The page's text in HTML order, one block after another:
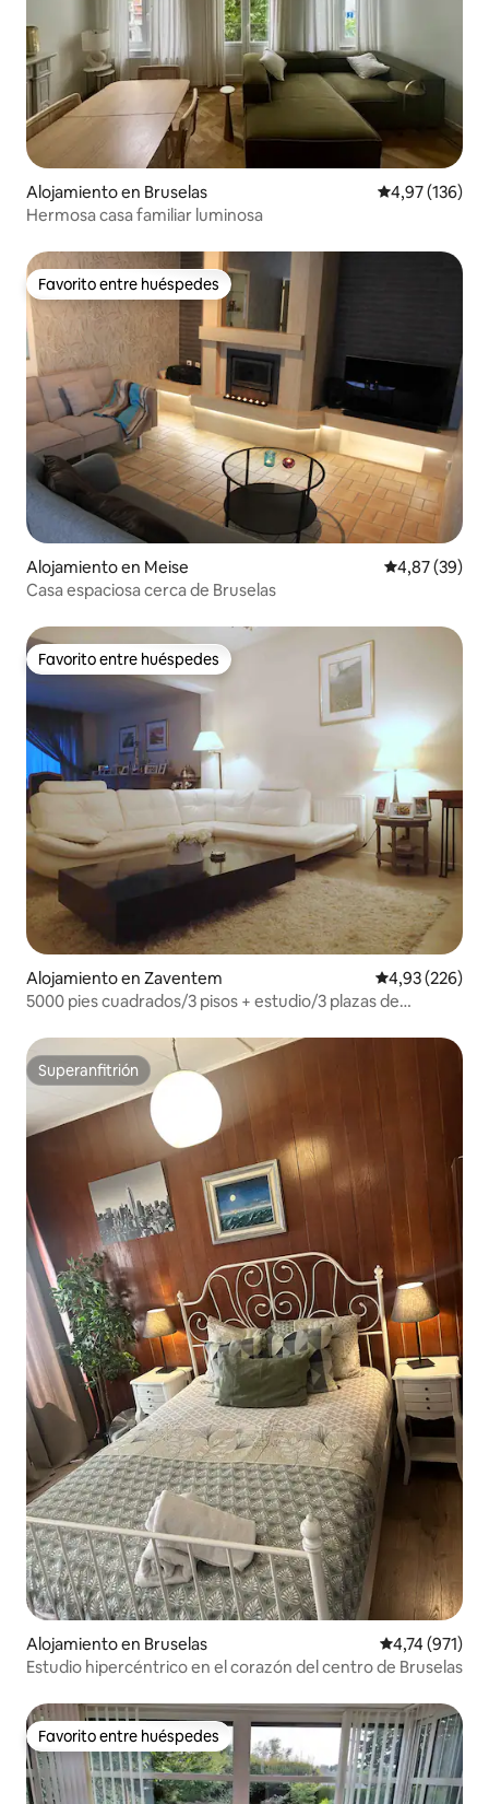
Alojamiento en Bruselas Calificación
4,97 (136)
Hermosa casa familiar luminosa
Favorito entre huéspedes
Favorito entre huéspedes
Alojamiento en Meise Calificación
4,87 (39)
Casa espaciosa cerca de Bruselas
Favorito entre huéspedes
Favorito entre huéspedes
Alojamiento en Zaventem Calificación
4,93 (226)
5000 pies cuadrados/3 pisos + estudio/3 plazas de
Superanfitrión
Superanfitrión
Alojamiento en Bruselas Calificación
4,74 (971)
Estudio hipercéntrico en el corazón del centro de Bruselas
Favorito entre huéspedes
Favorito entre huéspedes